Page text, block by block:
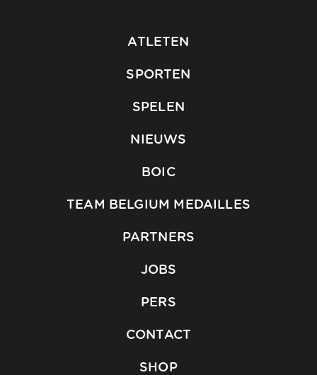
ATLETEN
SPORTEN
SPELEN
NIEUWS
BOIC
TEAM BELGIUM MEDAILLES
PARTNERS
JOBS
PERS
CONTACT
SHOP